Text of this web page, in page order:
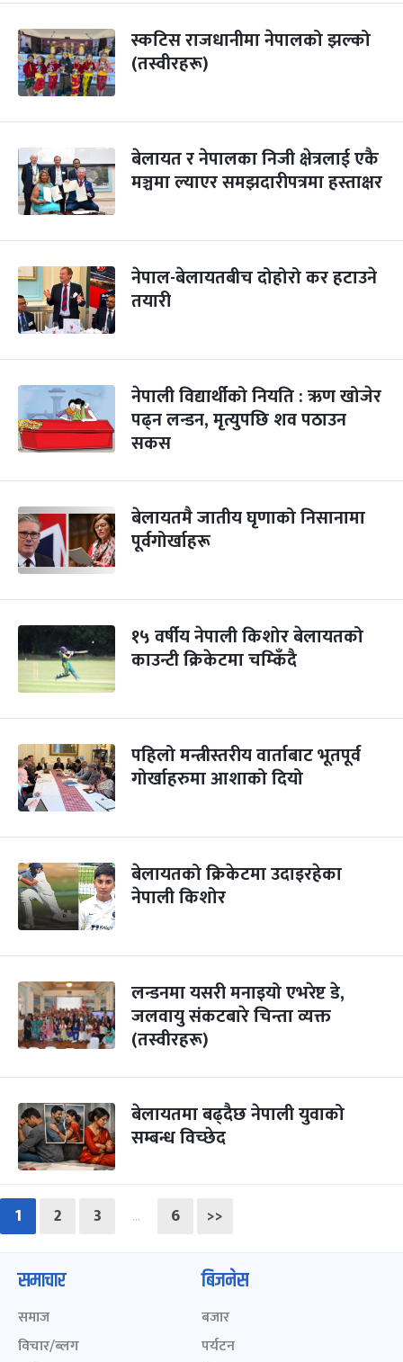
स्कटिस राजधानीमा नेपालको झल्को
(तस्वीरहरू)
बेलायत र नेपालका निजी क्षेत्रलाई एकै
मञ्चमा ल्याएर समझदारीपत्रमा हस्ताक्षर
नेपाल-बेलायतबीच दोहोरो कर हटाउने
तयारी
नेपाली विद्यार्थीको नियति : ऋण खोजेर
पढ्न लन्डन, मृत्युपछि शव पठाउन
सकस
बेलायतमै जातीय घृणाको निसानामा
पूर्वगोर्खाहरू
१५ वर्षीय नेपाली किशोर बेलायतको
काउन्टी क्रिकेटमा चम्किँदै
पहिलो मन्त्रीस्तरीय वार्ताबाट भूतपूर्व
गोर्खाहरुमा आशाको दियो
बेलायतको क्रिकेटमा उदाइरहेका
नेपाली किशोर
लन्डनमा यसरी मनाइयो एभरेष्ट डे,
जलवायु संकटबारे चिन्ता व्यक्त
(तस्वीरहरू)
बेलायतमा बढ्दैछ नेपाली युवाको
सम्बन्ध विच्छेद
1 2 3 … 6 >>
समाचार
समाज
विचार/ब्लग
बिजनेस
बजार
पर्यटन